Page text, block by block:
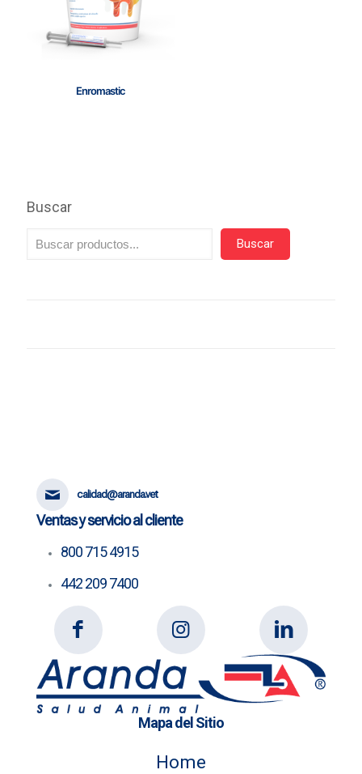
Enromastic
Buscar
Buscar
calidad@aranda.vet
Ventas y servicio al cliente
800 715 4915
442 209 7400
Mapa del Sitio
Home